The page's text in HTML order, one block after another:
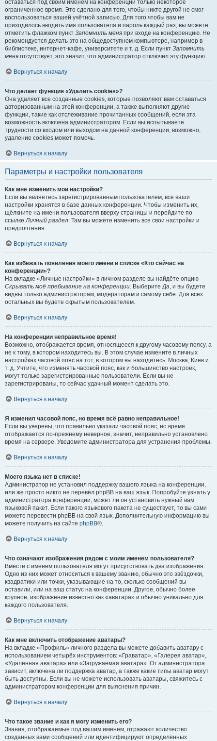
оставаться под своим именем на конференции только некоторое
ограниченное время. Это сделано для того, чтобы никто другой не смог
воспользоваться вашей учётной записью. Для того чтобы вам не
приходилось вводить имя пользователя и пароль каждый раз, вы можете
отметить флажком пункт Запомнить меня при входе на конференцию. Не
рекомендуется делать это на общедоступном компьютере, например в
библиотеке, интернет-кафе, университете и т. д. Если пункт Запомнить
меня отсутствует, это значит, что администратор отключил эту функцию.
Вернуться к началу
Что делает функция «Удалить cookies»?
Она удаляет все созданные cookies, которые позволяют вам оставаться
авторизованным на этой конференции, а также выполняют другие
функции, такие как отслеживание прочитанных сообщений, если эта
возможность включена администратором. Если вы испытываете
трудности со входом или выходом на данной конференции, возможно,
удаление cookies может помочь.
Вернуться к началу
Параметры и настройки пользователя
Как мне изменить мои настройки?
Если вы являетесь зарегистрированным пользователем, все ваши
настройки хранятся в базе данных конференции. Чтобы изменить их,
щёлкните на имени пользователя вверху страницы и перейдите по
ссылкеЛичный раздел. Там вы можете изменить все свои настройки и
предпочтения.
Вернуться к началу
Как избежать появления моего имени в списке «Кто сейчас на
конференции»?
На вкладке «Личные настройки» в личном разделе вы найдёте опцию
Скрывать моё пребывание на конференции. ВыберитеДа, и вы будете
видны только администраторам, модераторам и самому себе. Для всех
остальных вы будете скрытым пользователем.
Вернуться к началу
На конференции неправильное время!
Возможно, отображается время, относящееся к другому часовому поясу, а
не к тому, в котором находитесь вы. В этом случае измените в личных
настройках часовой пояс на тот, в котором вы находитесь: Москва, Киев и
т. д. Учтите, что изменять часовой пояс, как и большинство настроек,
могут только зарегистрированные пользователи. Если вы не
зарегистрированы, то сейчас удачный момент сделать это.
Вернуться к началу
Я изменил часовой пояс, но время всё равно неправильное!
Если вы уверены, что правильно указали часовой пояс, но время
отображается по-прежнему неверное, значит, неправильно установлено
время на сервере. Уведомите администратора для устранения проблемы.
Вернуться к началу
Моего языка нет в списке!
Администратор не установил поддержку вашего языка на конференции,
или же просто никто не перевёл phpBB на ваш язык. Попробуйте узнать у
администратора конференции, может ли он установить нужный вам
языковой пакет. Если такого языкового пакета не существует, то вы сами
можете перевести phpBB на свой язык. Дополнительную информацию вы
можете получить на сайте phpBB®.
Вернуться к началу
Что означают изображения рядом с моим именем пользователя?
Вместе с именем пользователя могут присутствовать два изображения.
Одно из них может относиться к вашему званию, обычно это звёздочки,
квадратики или точки, указывающие на то, сколько сообщений вы
оставили, или на ваш статус на конференции. Другое, обычно более
крупное, изображение известно как «аватара» и обычно уникально для
каждого пользователя.
Вернуться к началу
Как мне включить отображение аватары?
На вкладке «Профиль» личного раздела вы можете добавить аватару с
использованием четырёх инструментов: «Граватар», «Галерея аватар»,
«Удалённая аватара» или «Загружаемая аватара». От администратора
зависит, включена ли поддержка аватар, а также какие типы аватар могут
быть доступны. Если вы не можете использовать аватары, свяжитесь с
администратором конференции для выяснения причин.
Вернуться к началу
Что такое звание и как я могу изменить его?
Звания, отображаемые под вашим именем, отражают количество
созданных вами сообщений или идентифицируют определённых